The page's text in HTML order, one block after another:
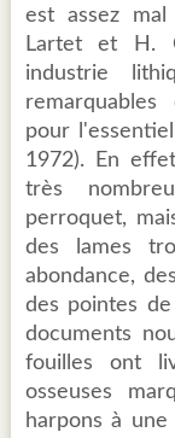
est assez mal
Lartet et H.
industrie
pour
1972). En
très
perroquet,
des lames
abondance,
des pointes
documents
fouilles ont
osseuses
harpons à